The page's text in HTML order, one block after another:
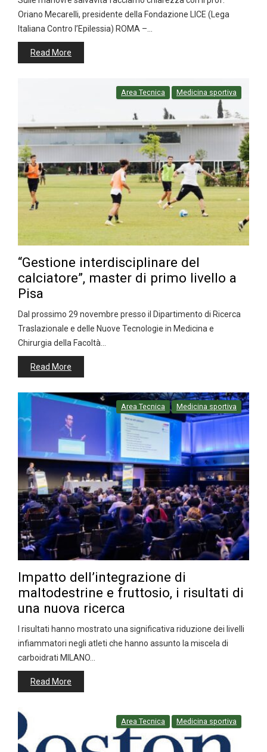
Oriano Mecarelli, presidente della Fondazione LICE (Lega
Italiana Contro l’Epilessia) ROMA –…
Read More
Area Tecnica Medicina sportiva
“Gestione interdisciplinare del
calciatore”, master di primo livello a
Pisa
Dal prossimo 29 novembre presso il Dipartimento di Ricerca
Traslazionale e delle Nuove Tecnologie in Medicina e
Chirurgia della Facoltà…
Read More
Area Tecnica Medicina sportiva
Impatto dell’integrazione di
maltodestrine e fruttosio, i risultati di
una nuova ricerca
I risultati hanno mostrato una significativa riduzione dei livelli
infiammatori negli atleti che hanno assunto la miscela di
carboidrati MILANO…
Read More
Area Tecnica Medicina sportiva